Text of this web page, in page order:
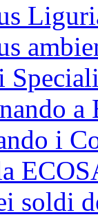
Speciali
a
i
soldi